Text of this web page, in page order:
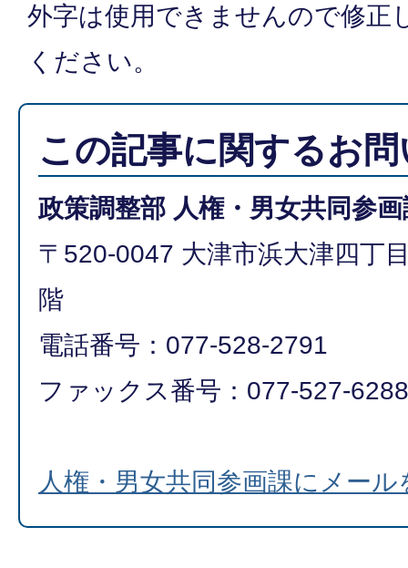
外字は使用できませんので修正
ください。
この記事に関するお
政策調整部 人権・男女共同参画
〒520-0047 大津市浜大津四丁
階
電話番号：077-528-2791
ファックス番号：077-527-6288
人権・男女共同参画課にメール